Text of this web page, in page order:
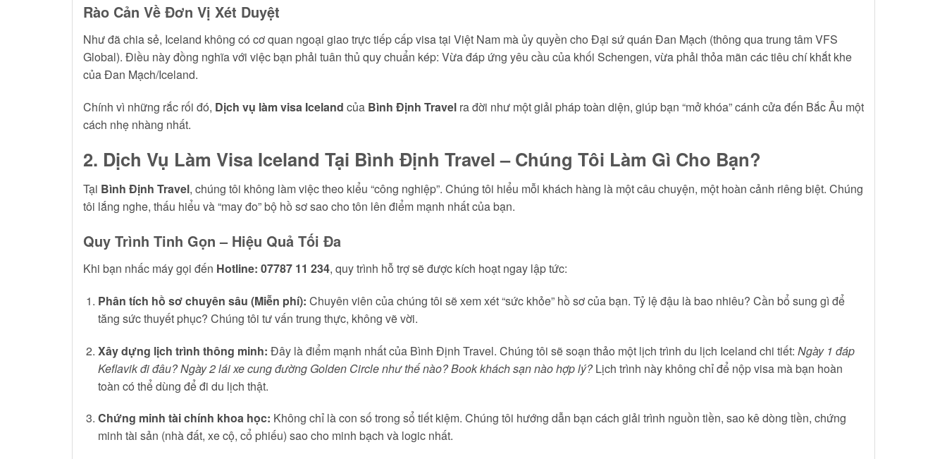
Rào Cản Về Đơn Vị Xét Duyệt
Như đã chia sẻ, Iceland không có cơ quan ngoại giao trực tiếp cấp visa tại Việt Nam mà ủy quyền cho Đại sứ quán Đan Mạch (thông qua trung tâm VFS
Global). Điều này đồng nghĩa với việc bạn phải tuân thủ quy chuẩn kép: Vừa đáp ứng yêu cầu của khối Schengen, vừa phải thỏa mãn các tiêu chí khắt khe
của Đan Mạch/Iceland.
Chính vì những rắc rối đó, Dịch vụ làm visa Iceland của Bình Định Travel ra đời như một giải pháp toàn diện, giúp bạn “mở khóa” cánh cửa đến Bắc Âu một
cách nhẹ nhàng nhất.
2. Dịch Vụ Làm Visa Iceland Tại Bình Định Travel – Chúng Tôi Làm Gì Cho Bạn?
Tại Bình Định Travel, chúng tôi không làm việc theo kiểu “công nghiệp”. Chúng tôi hiểu mỗi khách hàng là một câu chuyện, một hoàn cảnh riêng biệt. Chúng
tôi lắng nghe, thấu hiểu và “may đo” bộ hồ sơ sao cho tôn lên điểm mạnh nhất của bạn.
Quy Trình Tinh Gọn – Hiệu Quả Tối Đa
Khi bạn nhấc máy gọi đến Hotline: 07787 11 234, quy trình hỗ trợ sẽ được kích hoạt ngay lập tức:
Phân tích hồ sơ chuyên sâu (Miễn phí): Chuyên viên của chúng tôi sẽ xem xét “sức khỏe” hồ sơ của bạn. Tỷ lệ đậu là bao nhiêu? Cần bổ sung gì để
tăng sức thuyết phục? Chúng tôi tư vấn trung thực, không vẽ vời.
Xây dựng lịch trình thông minh: Đây là điểm mạnh nhất của Bình Định Travel. Chúng tôi sẽ soạn thảo một lịch trình du lịch Iceland chi tiết: Ngày 1 đáp
Keflavik đi đâu? Ngày 2 lái xe cung đường Golden Circle như thế nào? Book khách sạn nào hợp lý?Lịch trình này không chỉ để nộp visa mà bạn hoàn
toàn có thể dùng để đi du lịch thật.
Chứng minh tài chính khoa học: Không chỉ là con số trong sổ tiết kiệm. Chúng tôi hướng dẫn bạn cách giải trình nguồn tiền, sao kê dòng tiền, chứng
minh tài sản (nhà đất, xe cộ, cổ phiếu) sao cho minh bạch và logic nhất.